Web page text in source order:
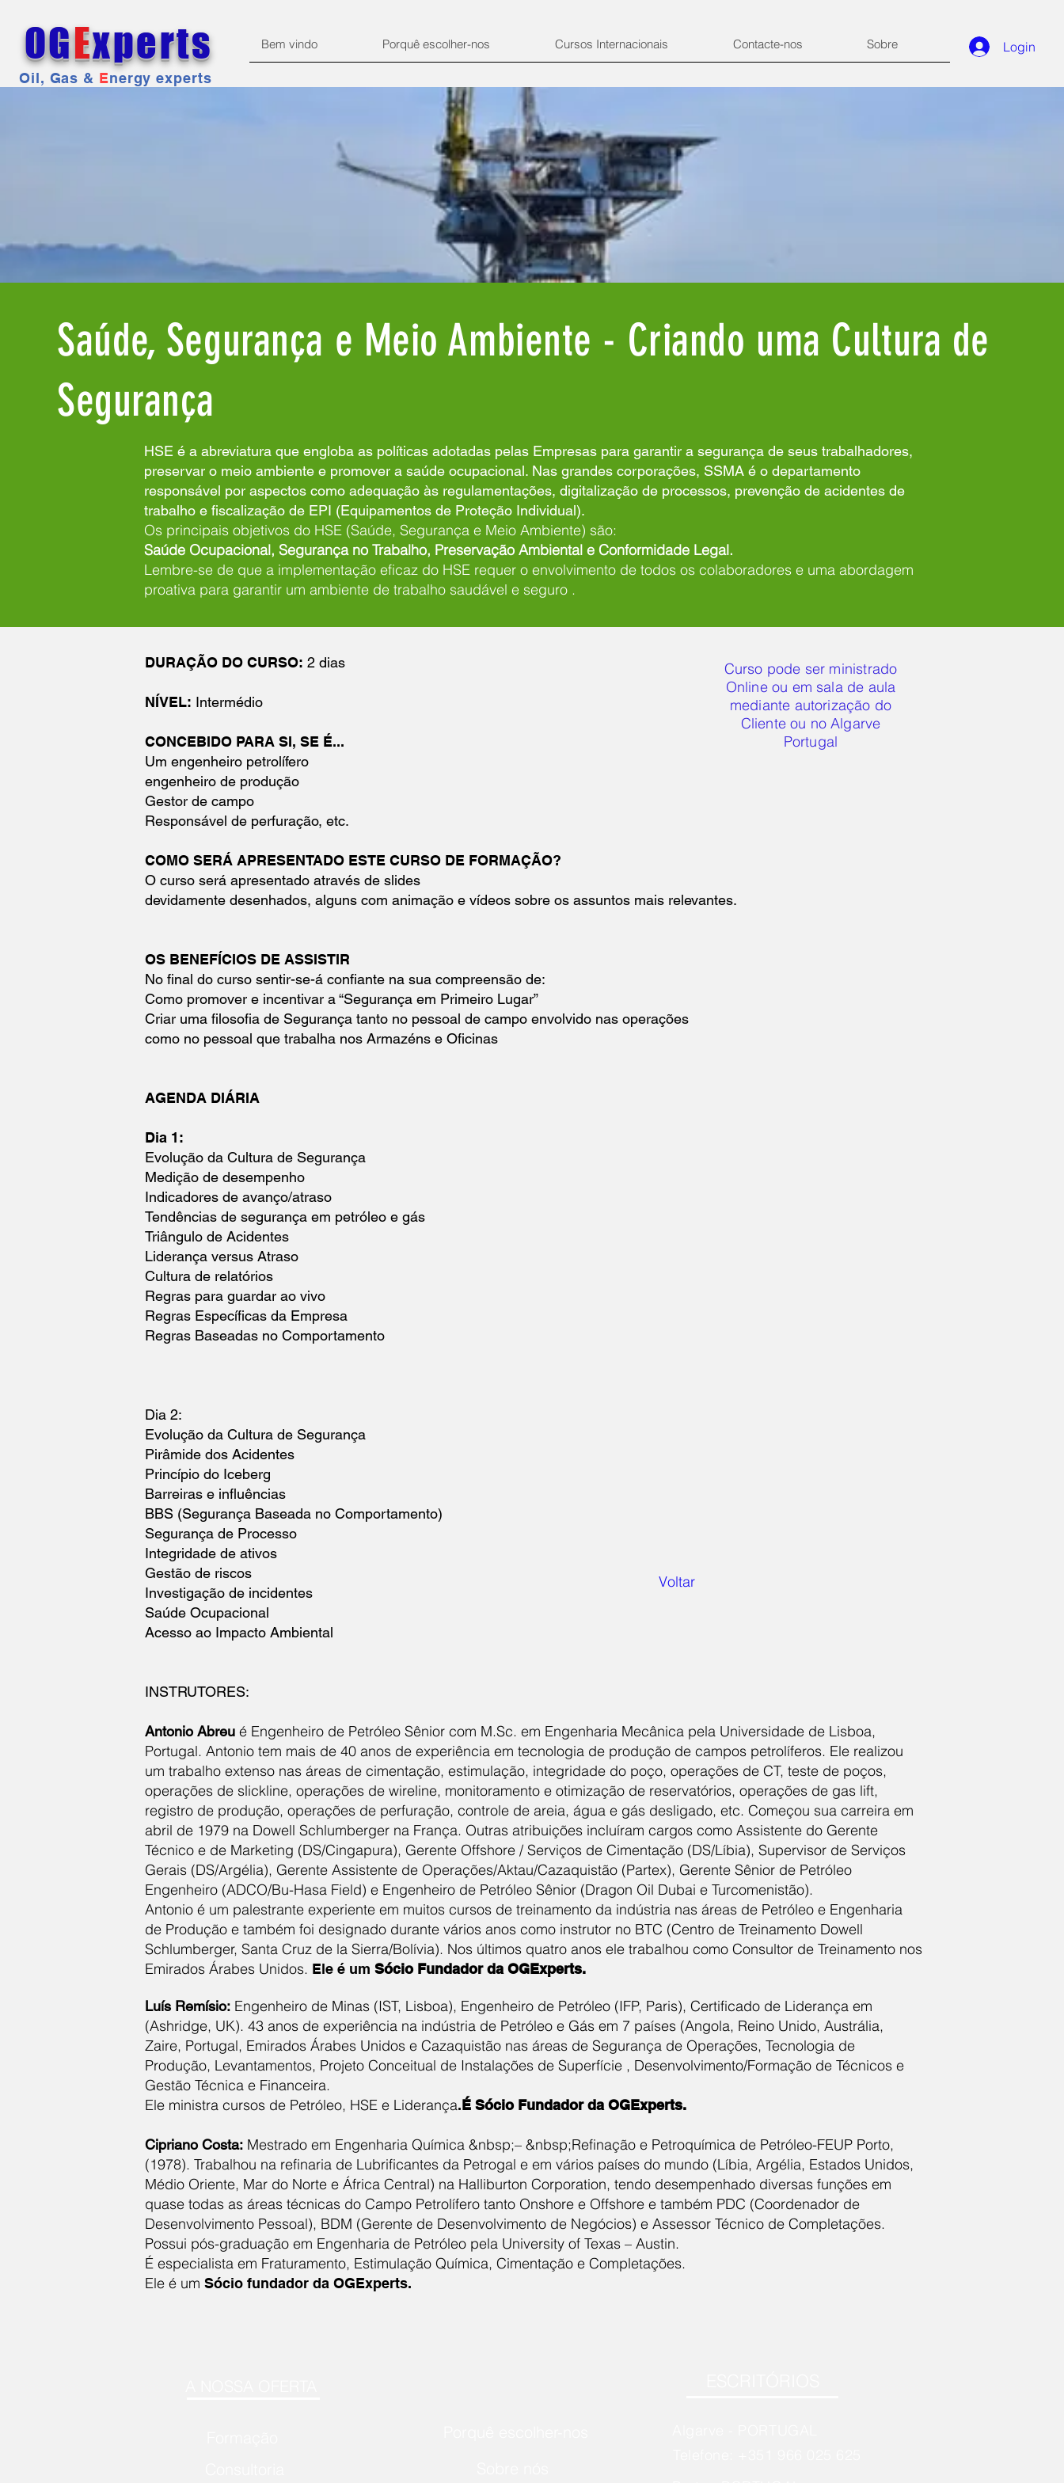
OGExperts
Oil, Gas & Energy experts
Bem vindo Porquê escolher-nos Cursos Internacionais Contacte-nos Sobre Login
Saúde, Segurança e Meio Ambiente - Criando uma Cultura de
Segurança
HSE é a abreviatura que engloba as políticas adotadas pelas Empresas para garantir a segurança de seus trabalhadores,
preservar o meio ambiente e promover a saúde ocupacional. Nas grandes corporações, SSMA é o departamento
responsável por aspectos como adequação às regulamentações, digitalização de processos, prevenção de acidentes de
trabalho e fiscalização de EPI (Equipamentos de Proteção Individual).
Os principais objetivos do HSE (Saúde, Segurança e Meio Ambiente) são:
Saúde Ocupacional, Segurança no Trabalho, Preservação Ambiental e Conformidade Legal.
Lembre-se de que a implementação eficaz do HSE requer o envolvimento de todos os colaboradores e uma abordagem
proativa para garantir um ambiente de trabalho saudável e seguro .
Curso pode ser ministrado
Online ou em sala de aula
mediante autorização do
Cliente ou no Algarve
Portugal
DURAÇÃO DO CURSO: 2 dias
NÍVEL: Intermédio
CONCEBIDO PARA SI, SE É...
Um engenheiro petrolífero
engenheiro de produção
Gestor de campo
Responsável de perfuração, etc.
COMO SERÁ APRESENTADO ESTE CURSO DE FORMAÇÃO?
O curso será apresentado através de slides
devidamente desenhados, alguns com animação e vídeos sobre os assuntos mais relevantes.
OS BENEFÍCIOS DE ASSISTIR
No final do curso sentir-se-á confiante na sua compreensão de:
Como promover e incentivar a “Segurança em Primeiro Lugar”
Criar uma filosofia de Segurança tanto no pessoal de campo envolvido nas operações
como no pessoal que trabalha nos Armazéns e Oficinas
AGENDA DIÁRIA
Dia 1:
Evolução da Cultura de Segurança
Medição de desempenho
Indicadores de avanço/atraso
Tendências de segurança em petróleo e gás
Triângulo de Acidentes
Liderança versus Atraso
Cultura de relatórios
Regras para guardar ao vivo
Regras Específicas da Empresa
Regras Baseadas no Comportamento
Dia 2:
Evolução da Cultura de Segurança
Pirâmide dos Acidentes
Princípio do Iceberg
Barreiras e influências
BBS (Segurança Baseada no Comportamento)
Segurança de Processo
Integridade de ativos
Gestão de riscos
Investigação de incidentes
Saúde Ocupacional
Acesso ao Impacto Ambiental
INSTRUTORES:
Antonio Abreu é Engenheiro de Petróleo Sênior com M.Sc. em Engenharia Mecânica pela Universidade de Lisboa,
Portugal. Antonio tem mais de 40 anos de experiência em tecnologia de produção de campos petrolíferos. Ele realizou
um trabalho extenso nas áreas de cimentação, estimulação, integridade do poço, operações de CT, teste de poços,
operações de slickline, operações de wireline, monitoramento e otimização de reservatórios, operações de gas lift,
registro de produção, operações de perfuração, controle de areia, água e gás desligado, etc. Começou sua carreira em
abril de 1979 na Dowell Schlumberger na França. Outras atribuições incluíram cargos como Assistente do Gerente
Técnico e de Marketing (DS/Cingapura), Gerente Offshore / Serviços de Cimentação (DS/Líbia), Supervisor de Serviços
Gerais (DS/Argélia), Gerente Assistente de Operações/Aktau/Cazaquistão (Partex), Gerente Sênior de Petróleo
Engenheiro (ADCO/Bu-Hasa Field) e Engenheiro de Petróleo Sênior (Dragon Oil Dubai e Turcomenistão).
Antonio é um palestrante experiente em muitos cursos de treinamento da indústria nas áreas de Petróleo e Engenharia
de Produção e também foi designado durante vários anos como instrutor no BTC (Centro de Treinamento Dowell
Schlumberger, Santa Cruz de la Sierra/Bolívia). Nos últimos quatro anos ele trabalhou como Consultor de Treinamento nos
Emirados Árabes Unidos. Ele é um Sócio Fundador da OGExperts.
Luís Remísio: Engenheiro de Minas (IST, Lisboa), Engenheiro de Petróleo (IFP, Paris), Certificado de Liderança em
(Ashridge, UK). 43 anos de experiência na indústria de Petróleo e Gás em 7 países (Angola, Reino Unido, Austrália,
Zaire, Portugal, Emirados Árabes Unidos e Cazaquistão nas áreas de Segurança de Operações, Tecnologia de
Produção, Levantamentos, Projeto Conceitual de Instalações de Superfície , Desenvolvimento/Formação de Técnicos e
Gestão Técnica e Financeira.
Ele ministra cursos de Petróleo, HSE e Liderança.É Sócio Fundador da OGExperts.
Cipriano Costa: Mestrado em Engenharia Química &nbsp;– &nbsp;Refinação e Petroquímica de Petróleo-FEUP Porto,
(1978). Trabalhou na refinaria de Lubrificantes da Petrogal e em vários países do mundo (Líbia, Argélia, Estados Unidos,
Médio Oriente, Mar do Norte e África Central) na Halliburton Corporation, tendo desempenhado diversas funções em
quase todas as áreas técnicas do Campo Petrolífero tanto Onshore e Offshore e também PDC (Coordenador de
Desenvolvimento Pessoal), BDM (Gerente de Desenvolvimento de Negócios) e Assessor Técnico de Completações.
Possui pós-graduação em Engenharia de Petróleo pela University of Texas – Austin.
É especialista em Fraturamento, Estimulação Química, Cimentação e Completações.
Ele é um Sócio fundador da OGExperts.
Voltar